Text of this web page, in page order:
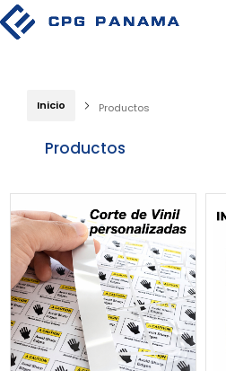
Inicio Productos
Productos